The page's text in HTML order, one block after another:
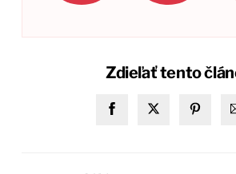
Zdieľať tento